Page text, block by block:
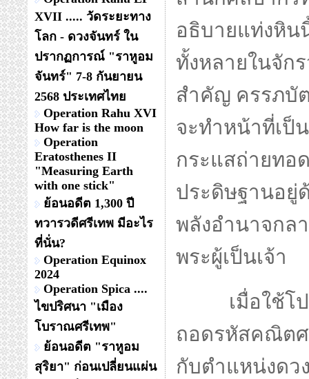
XVII ..... วัดระยะทาง
โลก - ดวงจันทร์ ใน
ปรากฏการณ์ "ราหูอม
จันทร์" 7-8 กันยายน
2568 ประเทศไทย
Operation Rahu XVI
How far is the moon
Operation
Eratosthenes II
"Measuring Earth
with one stick"
ย้อนอดีต 1,300 ปี
ทวารวดีศรีเทพ มีอะไร
ที่นั่น?
Operation Equinox
2024
Operation Spica ....
ไขปริศนา "เมือง
โบราณศรีเทพ"
ย้อนอดีต "ราหูอม
สุริยา" ก่อนเปลี่ยนแผ่น
อธิบายแท่งหิน
ทั้งหลายในจัก
สำคัญ ครรภบั
จะทำหน้าที่เป็
กระแสถ่ายทอ
ประดิษฐานอยู่
พลังอำนาจกล
พระผู้เป็นเจ้า
เมื่อใช้โปร
ถอดรหัสคณิต
กับตำแหน่งดว